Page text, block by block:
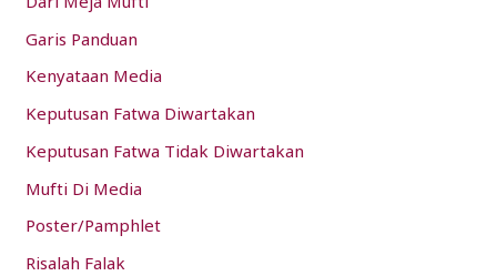
Garis Panduan
Kenyataan Media
Keputusan Fatwa Diwartakan
Keputusan Fatwa Tidak Diwartakan
Mufti Di Media
Poster/Pamphlet
Risalah Falak